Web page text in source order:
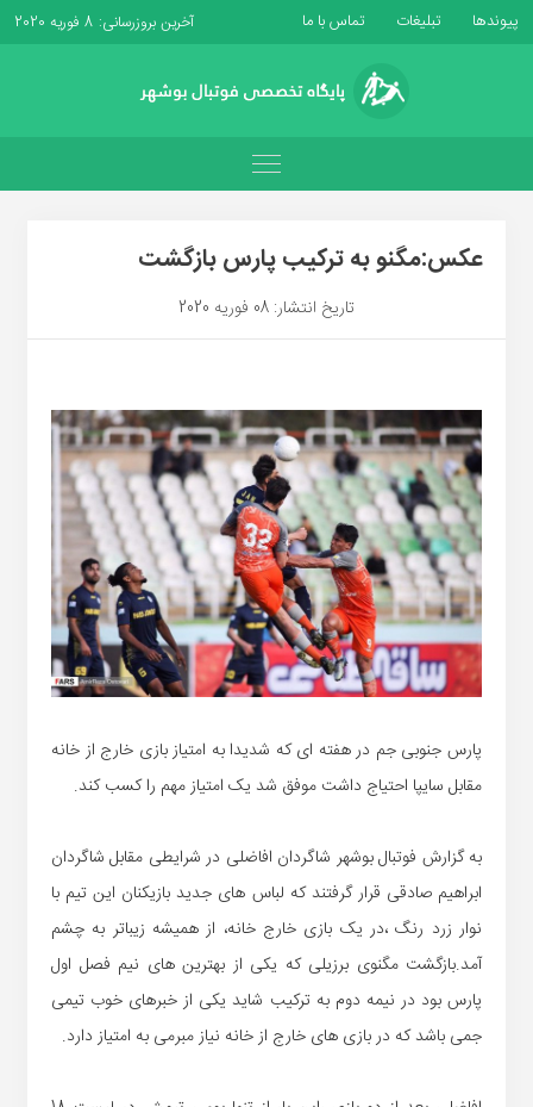
پیوندها تبلیغات تماس با ما آخرین بروزرسانی: 8 فوریه 2020
عکس:مگنو به ترکیب پارس بازگشت
تاریخ انتشار: 08 فوریه 2020
پارس جنوبی جم در هفته ای که شدیدا به امتیاز بازی خارج از خانه
مقابل سایپا احتیاج داشت موفق شد یک امتیاز مهم را کسب کند.
به گزارش فوتبال بوشهر شاگردان افاضلی در شرایطی مقابل شاگردان
ابراهیم صادقی قرار گرفتند که لباس های جدید بازیکنان این تیم با
نوار زرد رنگ ،در یک بازی خارج خانه، از همیشه زیباتر به چشم
آمد.بازگشت مگنوی برزیلی که یکی از بهترین های نیم فصل اول
پارس بود در نیمه دوم به ترکیب شاید یکی از خبرهای خوب تیمی
جمی باشد که در بازی های خارج از خانه نیاز مبرمی به امتیاز دارد.